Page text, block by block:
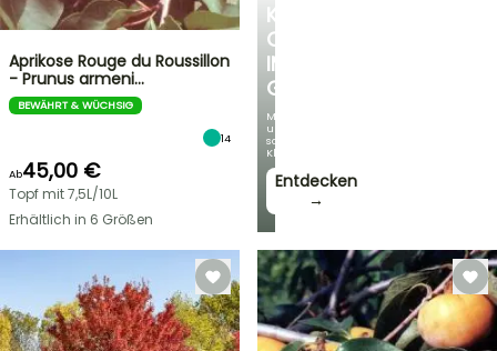
KÜHLE
OASE
IM
GARTEN
Mit
unseren
schönsten
Kletterpflanzen!
Entdecken
→
Aprikose Rouge du Roussillon
- Prunus armeni…
BEWÄHRT & WÜCHSIG
14
Ab45,00 €
Topf mit 7,5L/10L
Erhältlich in 6 Größen